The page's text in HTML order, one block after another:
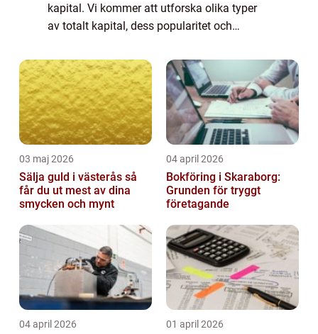
kapital. Vi kommer att utforska olika typer
av totalt kapital, dess popularitet och
vi att diskutera skillnaderna mellan olika...
03 maj 2026
Sälja guld i västerås så
får du ut mest av dina
smycken och mynt
04 april 2026
Bokföring i Skaraborg:
Grunden för tryggt
företagande
04 april 2026 01 april 2026